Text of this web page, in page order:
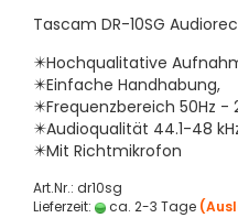
Tascam DR-10SG
✴️Hochqualitative
✴️Einfache Handhabung,
✴️Frequenzbereich 50Hz -
✴️Audioqualität 44.1-48
✴️Mit Richtmikrofon
Art.Nr.: dr10sg
Lieferzeit:
ca. 2-3 Tage